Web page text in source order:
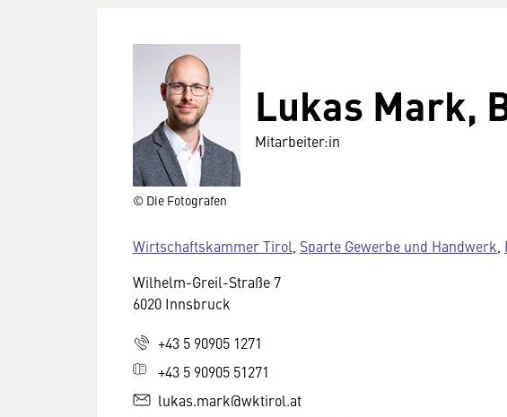
© Die Fotografen
Lukas Mark,
Mitarbeiter:in
Wirtschaftskammer Tirol Sparte Gewerbe und Handwerk
Wilhelm-Greil-Straße 7
6020 Innsbruck
+43 5 90905 1271
+43 5 90905 51271
lukas.mark@wktirol.at